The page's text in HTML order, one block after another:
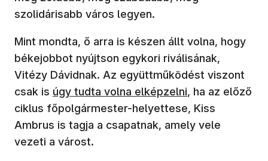
szolidárisabb város legyen.
Mint mondta, ő arra is készen állt volna, hogy
békejobbot nyújtson egykori riválisának,
Vitézy Dávidnak. Az együttműködést viszont
csak is (új ablakban nyílik meg)
úgy tudta volna elképzelni, ha az előző
ciklus főpolgármester-helyettese, Kiss
Ambrus is tagja a csapatnak, amely vele
vezeti a várost.